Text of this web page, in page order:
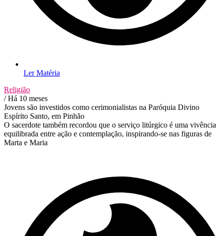
Ler Matéria
Religião
/ Há 10 meses
Jovens são investidos como cerimonialistas na Paróquia Divino
Espírito Santo, em Pinhão
O sacerdote também recordou que o serviço litúrgico é uma vivência
equilibrada entre ação e contemplação, inspirando-se nas figuras de
Marta e Maria